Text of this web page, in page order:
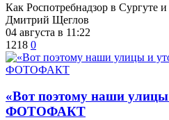
Как Роспотребнадзор в Сургуте
Дмитрий Щеглов
04 августа в 11:22
1218 0
«Вот поэтому наши
ФОТОФАКТ